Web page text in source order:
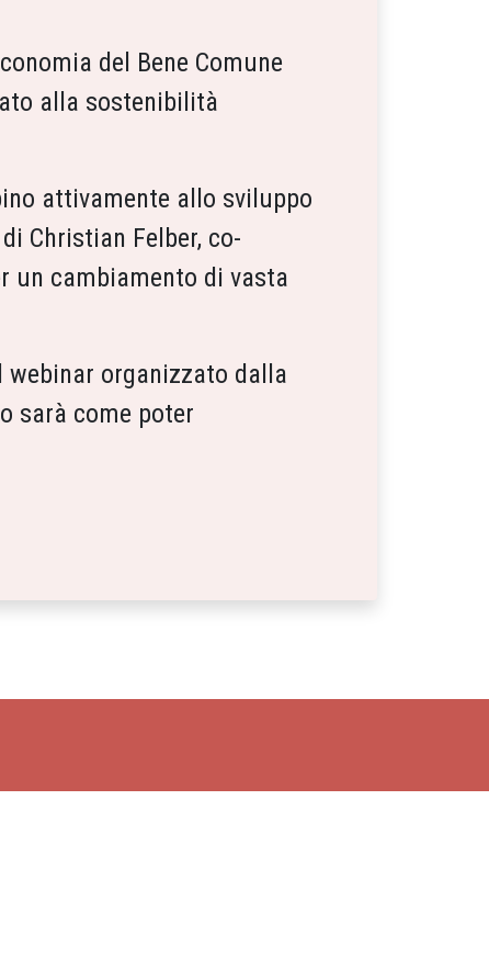
del Bene Comune
alla sostenibilità
attivamente allo sviluppo
Christian Felber, co-
un cambiamento di vasta
webinar organizzato dalla
sarà come poter